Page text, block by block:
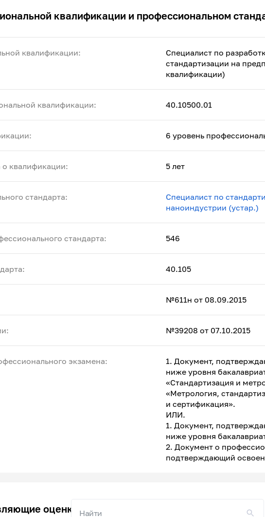
квалификации и профессиональном
квалификации:
Специалист по
стандартизации на
квалификации)
квалификации: 40.10500.01
6 уровень
о квалификации: 5 лет
стандарта:
Специалист по
наноиндустрии (устар.)
стандарта: 546
40.105
№611н от 08.09.2015
№39208 от 07.10.2015
экзамена:
1. Документ,
ниже уровня
«Стандартизация и
«Метрология,
и сертификация».
ИЛИ.
1. Документ,
ниже уровня
2. Документ о
подтверждающий
оценку квалификации